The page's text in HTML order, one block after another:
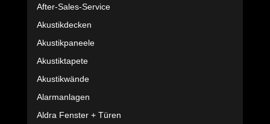
After-Sales-Service
Akustikdecken
Akustikpaneele
Akustiktapete
Akustikwände
Alarmanlagen
Aldra Fenster + Türen